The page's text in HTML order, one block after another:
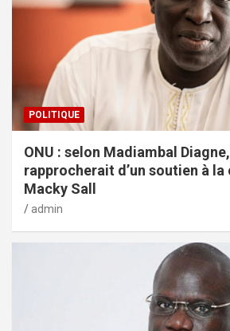
POLITIQUE
ONU : selon Madiambal
rapprocherait d’un soutien à
Macky Sall
admin